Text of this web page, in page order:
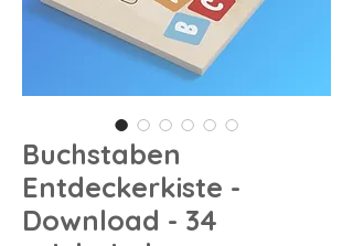
Buchstaben
Entdeckerkiste -
Download - 34